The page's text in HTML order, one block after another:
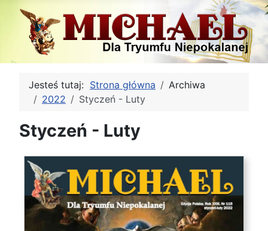
Jesteś tutaj: Strona główna
Archiwa
2022
Styczeń - Luty
Styczeń - Luty